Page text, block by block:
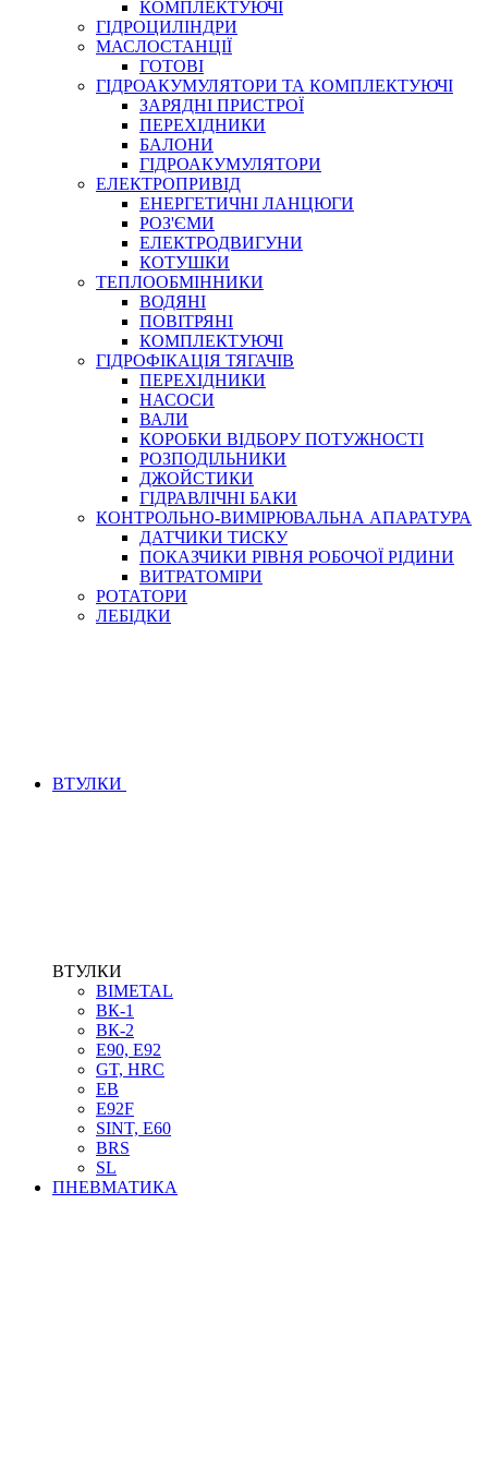
СПЕЦІАЛЬНІ
ГЕРМЕТИКИ
КЛЕЇ, ЦЕМЕНТИ, ЕПОКСИДКИ
РЕМОНТ ГІДРОЦИЛІНДРІВ
БОРЕКС, ЕО
КОМПЛЕКТУЮЧІ
ГІДРОЦИЛІНДРИ
МАСЛОСТАНЦІЇ
ГОТОВІ
ГІДРОАКУМУЛЯТОРИ ТА КОМПЛЕКТУЮЧІ
ЗАРЯДНІ ПРИСТРОЇ
ПЕРЕХІДНИКИ
БАЛОНИ
ГІДРОАКУМУЛЯТОРИ
ЕЛЕКТРОПРИВІД
ЕНЕРГЕТИЧНІ ЛАНЦЮГИ
РОЗ'ЄМИ
ЕЛЕКТРОДВИГУНИ
КОТУШКИ
ТЕПЛООБМІННИКИ
ВОДЯНІ
ПОВІТРЯНІ
КОМПЛЕКТУЮЧІ
ГІДРОФІКАЦІЯ ТЯГАЧІВ
ПЕРЕХІДНИКИ
НАСОСИ
ВАЛИ
КОРОБКИ ВІДБОРУ ПОТУЖНОСТІ
РОЗПОДІЛЬНИКИ
ДЖОЙСТИКИ
ГІДРАВЛІЧНІ БАКИ
КОНТРОЛЬНО-ВИМІРЮВАЛЬНА АПАРАТУРА
ДАТЧИКИ ТИСКУ
ПОКАЗЧИКИ РІВНЯ РОБОЧОЇ РІДИНИ
ВИТРАТОМІРИ
РОТАТОРИ
ЛЕБІДКИ
ВТУЛКИ
ВТУЛКИ
BIMETAL
ВК-1
ВК-2
Е90, E92
GT, HRC
EB
Е92F
SINT, E60
BRS
SL
ПНЕВМАТИКА